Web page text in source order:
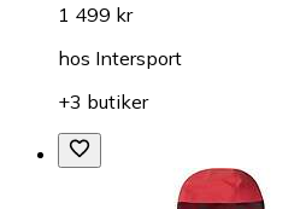
1 499 kr
hos Intersport
+3 butiker